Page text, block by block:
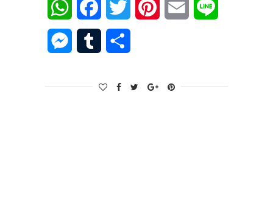
WhatsAppFacebookTwitter PinterestEmail
Messenger
Tumblr